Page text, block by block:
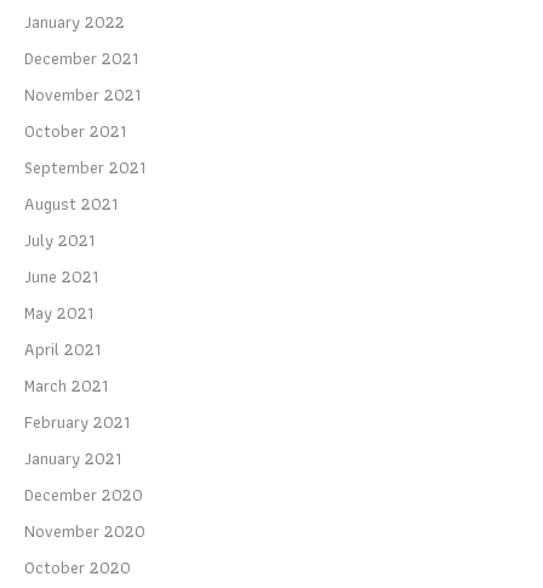
January 2022
December 2021
November 2021
October 2021
September 2021
August 2021
July 2021
June 2021
May 2021
April 2021
March 2021
February 2021
January 2021
December 2020
November 2020
October 2020